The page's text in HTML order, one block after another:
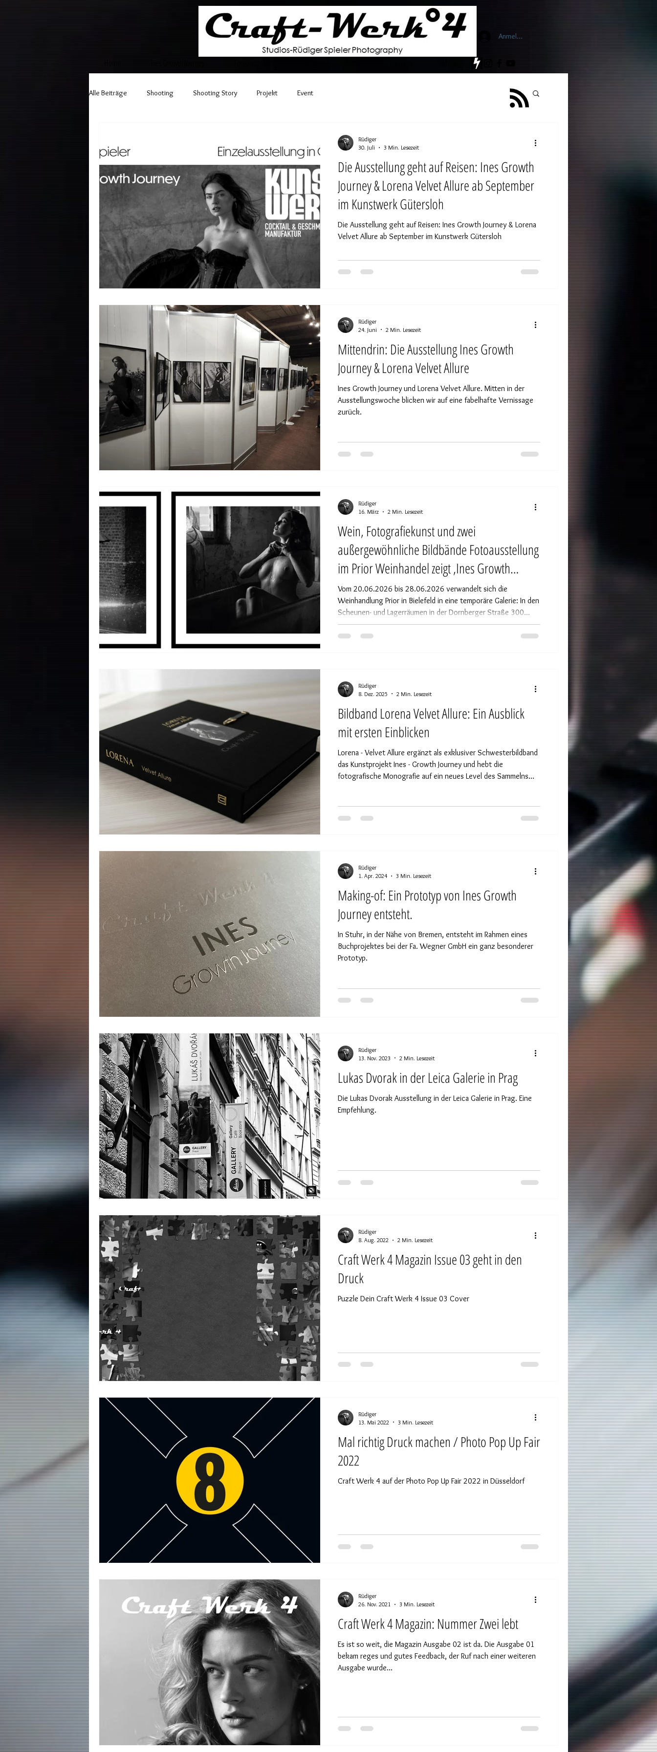
Anmelden
Alle Beiträge Shooting Shooting Story Projekt Event
Die Ausstellung geht auf Reisen: Ines Growth
Journey & Lorena Velvet Allure ab September
im Kunstwerk Gütersloh
Die Ausstellung geht auf Reisen: Ines Growth Journey & Lorena
Velvet Allure ab September im Kunstwerk Gütersloh
Rüdiger
30. Juli
3 Min. Lesezeit
Mittendrin: Die Ausstellung Ines Growth
Journey & Lorena Velvet Allure
Ines Growth Journey und Lorena Velvet Allure. Mitten in der
Ausstellungswoche blicken wir auf eine fabelhafte Vernissage
zurück.
Rüdiger
24. Juni
2 Min. Lesezeit
Wein, Fotografiekunst und zwei
außergewöhnliche Bildbände Fotoausstellung
im Prior Weinhandel zeigt ‚Ines Growth
Journey‘ und ein Preview von ‚LORENA Velvet
Allure‘
Vom 20.06.2026 bis 28.06.2026 verwandelt sich die
Weinhandlung Prior in Bielefeld in eine temporäre Galerie: In den
Scheunen- und Lagerräumen in der Dornberger Straße 300
werden rund 50 großformatige Schwarz-Weiß-Fotografien aus
dem Monografie - Projekt „Ines Growth Journey“ gezeigt –
Rüdiger
16. März
2 Min. Lesezeit
Bildband Lorena Velvet Allure: Ein Ausblick
mit ersten Einblicken
Lorena - Velvet Allure ergänzt als exklusiver Schwesterbildband
das Kunstprojekt Ines - Growth Journey und hebt die
fotografische Monografie auf ein neues Level des Sammelns
Brücke zwischen klassischer Eleganz und Provokation schlägt.
Rüdiger
8. Dez. 2025
2 Min. Lesezeit
Making-of: Ein Prototyp von Ines Growth
Journey entsteht.
In Stuhr, in der Nähe von Bremen, entsteht im Rahmen eines
Buchprojektes bei der Fa. Wegner GmbH ein ganz besonderer
Prototyp.
Rüdiger
1. Apr. 2024
3 Min. Lesezeit
Lukas Dvorak in der Leica Galerie in Prag
Die Lukas Dvorak Ausstellung in der Leica Galerie in Prag. Eine
Empfehlung.
Rüdiger
13. Nov. 2023
2 Min. Lesezeit
Craft Werk 4 Magazin Issue 03 geht in den
Druck
Puzzle Dein Craft Werk 4 Issue 03 Cover
Rüdiger
8. Aug. 2022
2 Min. Lesezeit
Mal richtig Druck machen / Photo Pop Up Fair
2022
Craft Werk 4 auf der Photo Pop Up Fair 2022 in Düsseldorf
Rüdiger
13. Mai 2022
3 Min. Lesezeit
Craft Werk 4 Magazin: Nummer Zwei lebt
Es ist so weit, die Magazin Ausgabe 02 ist da. Die Ausgabe 01
bekam reges und gutes Feedback, der Ruf nach einer weiteren
Ausgabe wurde...
Rüdiger
26. Nov. 2021
3 Min. Lesezeit